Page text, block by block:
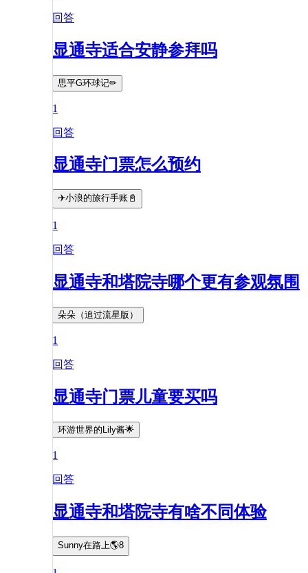
回答
显通寺适合安静参拜吗
思平G环球记✏
1
回答
显通寺门票怎么预约
✈️小浪的旅行手账📓
1
回答
显通寺和塔院寺哪个更有参观氛围
朵朵（追过流星版）
1
回答
显通寺门票儿童要买吗
环游世界的Lily酱🌟
1
回答
显通寺和塔院寺有啥不同体验
Sunny在路上🌎8